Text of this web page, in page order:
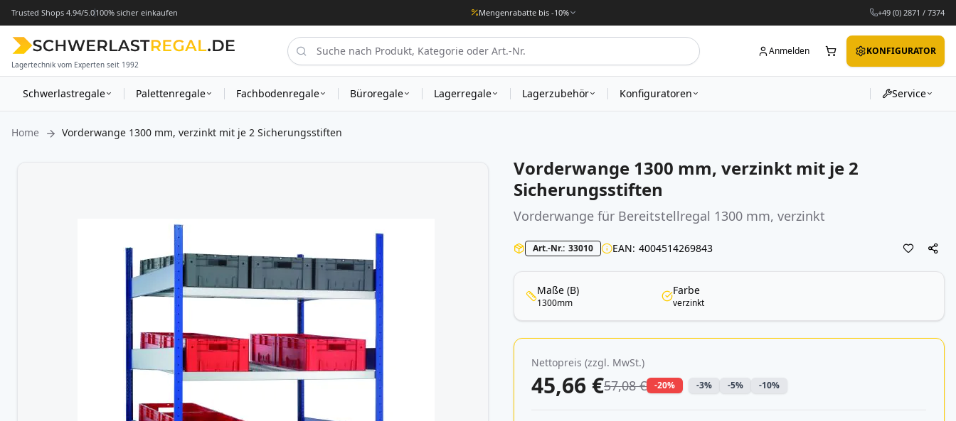
Trusted Shops 4.94/5.0100% sicher einkaufen Mengenrabatte bis -10% +49 (0) 2871 / 7374
Lagertechnik vom Experten seit 1992
Anmelden KONFIGURATOR
Schwerlastregale Fachbodenregale Büroregale Lagerregale Lagerzubehör
Palettenregale Konfiguratoren Service
Home Vorderwange 1300 mm, verzinkt mit je 2 Sicherungsstiften
Vorderwange 1300 mm, verzinkt mit je 2
Sicherungsstiften
Vorderwange für Bereitstellregal 1300 mm, verzinkt
Art.-Nr. 33010 EAN 4004514269843
Maße (B)
1300mm
Farbe
verzinkt
Nettopreis (zzgl. MwSt.)
45,66 €57,08 € -20% -3% -5% -10%